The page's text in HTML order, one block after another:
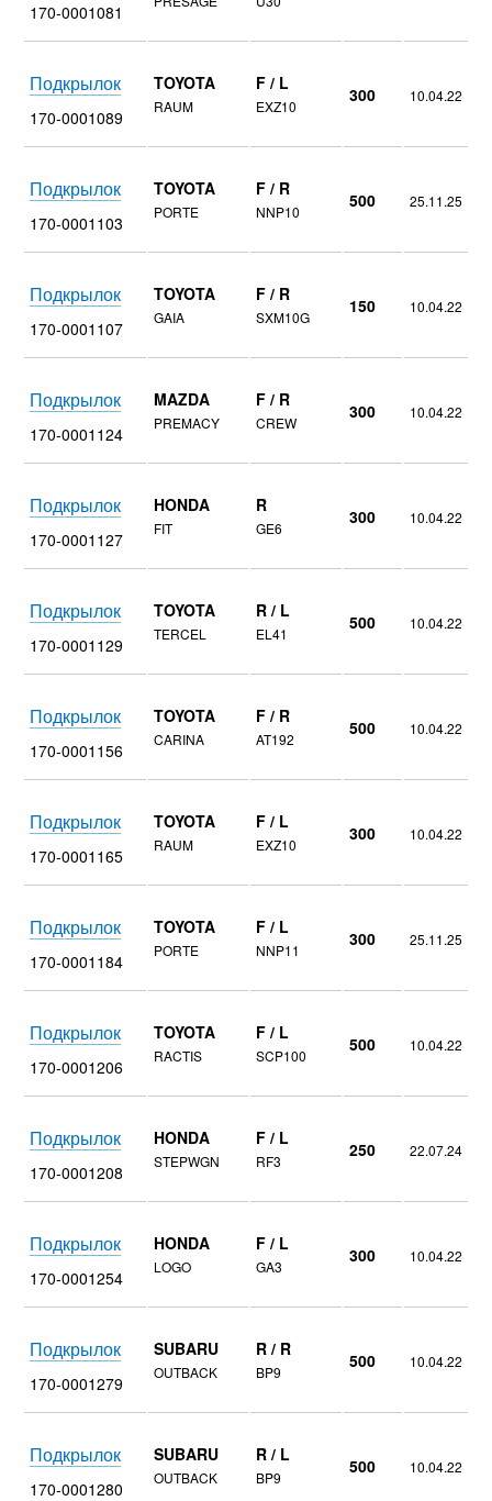
170-0001081
Подкрылок
170-0001089
TOYOTA
RAUM
F / L
EXZ10
300 10.04.22
Подкрылок
170-0001103
TOYOTA
PORTE
F / R
NNP10
500 25.11.25
Подкрылок
170-0001107
TOYOTA
GAIA
F / R
SXM10G
150 10.04.22
Подкрылок
170-0001124
MAZDA
PREMACY
F / R
CREW
300 10.04.22
Подкрылок
170-0001127
HONDA
FIT
R
GE6
300 10.04.22
Подкрылок
170-0001129
TOYOTA
TERCEL
R / L
EL41
500 10.04.22
Подкрылок
170-0001156
TOYOTA
CARINA
F / R
AT192
500 10.04.22
Подкрылок
170-0001165
TOYOTA
RAUM
F / L
EXZ10
300 10.04.22
Подкрылок
170-0001184
TOYOTA
PORTE
F / L
NNP11
300 25.11.25
Подкрылок
170-0001206
TOYOTA
RACTIS
F / L
SCP100
500 10.04.22
Подкрылок
170-0001208
HONDA
STEPWGN
F / L
RF3
250 22.07.24
Подкрылок
170-0001254
HONDA
LOGO
F / L
GA3
300 10.04.22
Подкрылок
170-0001279
SUBARU
OUTBACK
R / R
BP9
500 10.04.22
Подкрылок
170-0001280
SUBARU
OUTBACK
R / L
BP9
500 10.04.22